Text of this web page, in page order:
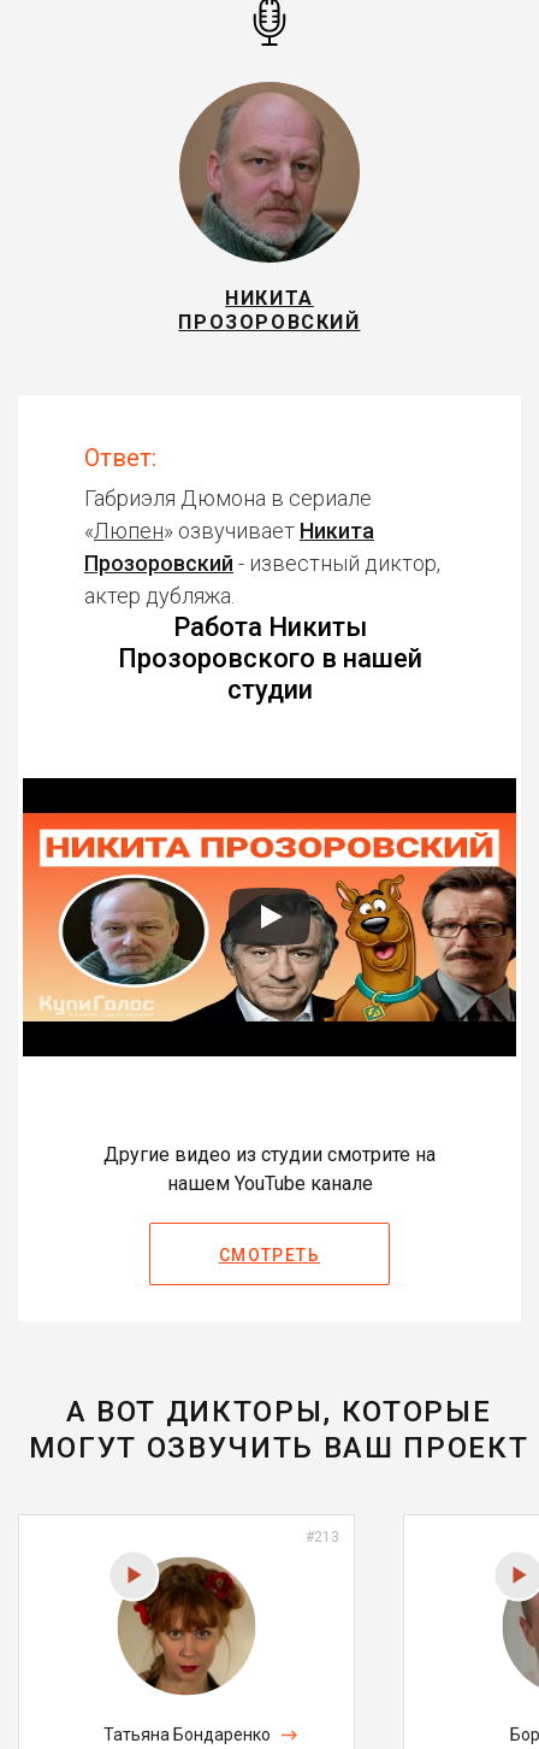
НИКИТА
ПРОЗОРОВСКИЙ
Ответ:
Габриэля Дюмона в сериале
«Люпен» озвучивает Никита
Прозоровский - известный диктор,
актер дубляжа.
Работа Никиты
Прозоровского в нашей
студии
Другие видео из студии смотрите на
нашем YouTube канале
СМОТРЕТЬ
А ВОТ ДИКТОРЫ, КОТОРЫЕ
МОГУТ ОЗВУЧИТЬ ВАШ ПРОЕКТ
#213
Татьяна Бондаренко